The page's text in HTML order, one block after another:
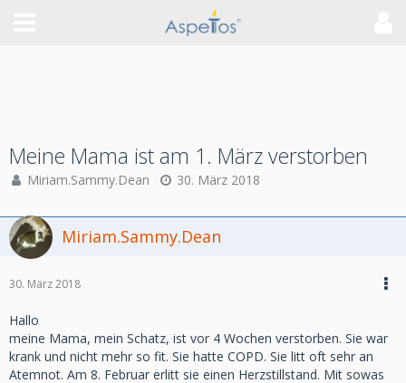
Meine Mama ist am 1. März verstorben
Miriam.Sammy.Dean 30. März 2018
Miriam.Sammy.Dean
30. März 2018
Hallo
meine Mama, mein Schatz, ist vor 4 Wochen verstorben. Sie war
krank und nicht mehr so fit. Sie hatte COPD. Sie litt oft sehr an
Atemnot. Am 8. Februar erlitt sie einen Herzstillstand. Mit sowas